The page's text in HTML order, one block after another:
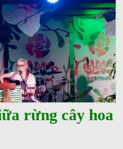
rừng cây hoa